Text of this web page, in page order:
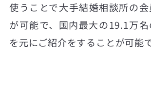
使うことで大手結婚相談所の
が可能で、国内最大の19.1万
を元にご紹介をすることが可能で